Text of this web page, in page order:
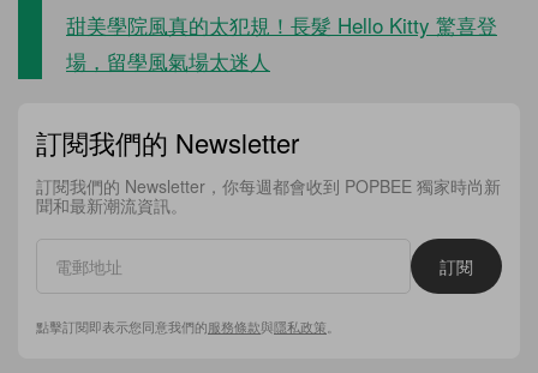
甜美學院風真的太犯規！長髮 Hello Kitty 驚喜登
場，留學風氣場太迷人
訂閱我們的 Newsletter
訂閱我們的 Newsletter，你每週都會收到 POPBEE 獨家時尚新
聞和最新潮流資訊。
訂閱
點擊訂閱即表示您同意我們的服務條款與隱私政策。